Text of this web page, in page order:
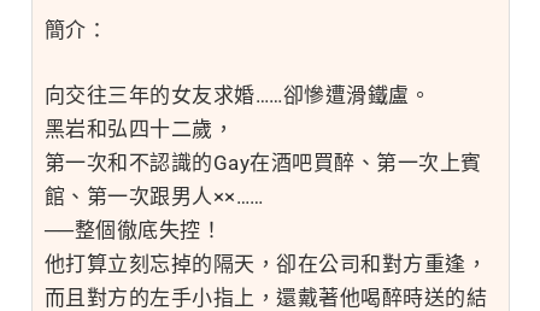
簡介：
向交往三年的女友求婚……卻慘遭滑鐵盧。
黑岩和弘四十二歲，
第一次和不認識的Gay在酒吧買醉、第一次上賓
館、第一次跟男人××……
──整個徹底失控！
他打算立刻忘掉的隔天，卻在公司和對方重逢，
而且對方的左手小指上，還戴著他喝醉時送的結